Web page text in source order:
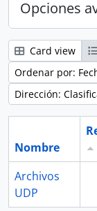
Opciones
Card view
Ordenar por:
Dirección:
Nombre
Archivos
UDP